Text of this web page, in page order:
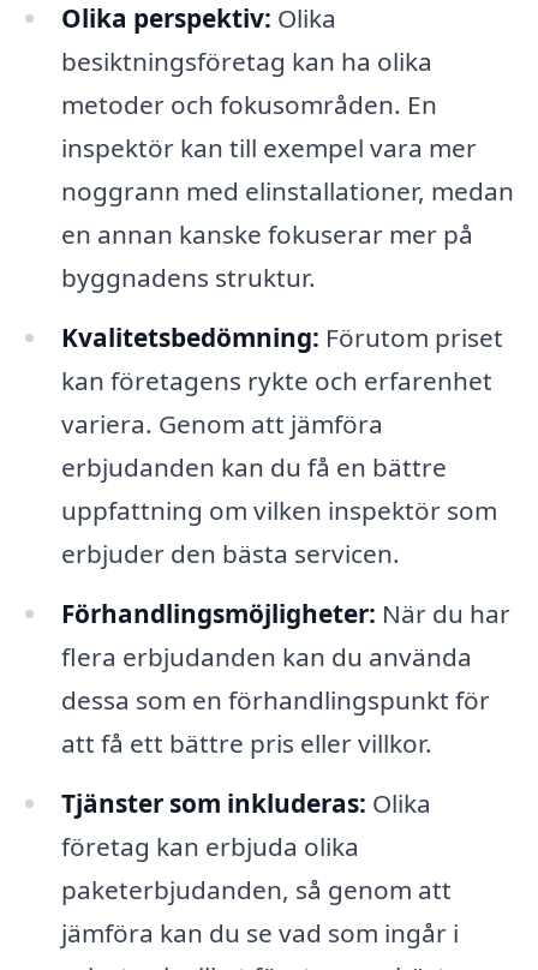
Olika perspektiv: Olika
besiktningsföretag kan ha olika
metoder och fokusområden. En
inspektör kan till exempel vara mer
noggrann med elinstallationer, medan
en annan kanske fokuserar mer på
byggnadens struktur.
Kvalitetsbedömning: Förutom priset
kan företagens rykte och erfarenhet
variera. Genom att jämföra
erbjudanden kan du få en bättre
uppfattning om vilken inspektör som
erbjuder den bästa servicen.
Förhandlingsmöjligheter: När du har
flera erbjudanden kan du använda
dessa som en förhandlingspunkt för
att få ett bättre pris eller villkor.
Tjänster som inkluderas: Olika
företag kan erbjuda olika
paketerbjudanden, så genom att
jämföra kan du se vad som ingår i